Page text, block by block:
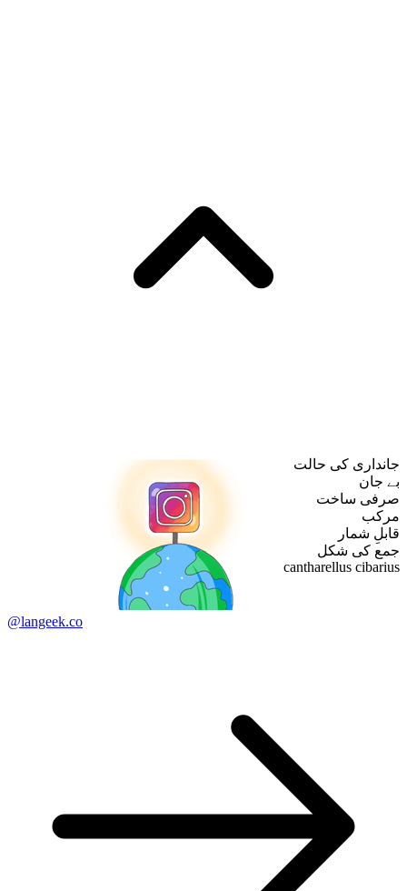
جانداری کی حالت
بے جان
صرفی ساخت
مرکب
قابلِ شمار
جمع کی شکل
cantharellus cibarius
@langeek.co